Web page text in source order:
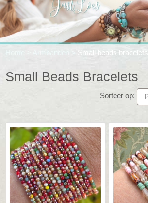
Small beads bracelets
Small Beads Bracelets
Sorteer op: